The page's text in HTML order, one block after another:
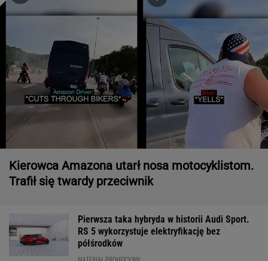
Kierowca Amazona utarł nosa motocyklistom.
Trafił się twardy przeciwnik
Pierwsza taka hybryda w historii Audi Sport.
RS 5 wykorzystuje elektryfikację bez
półśrodków